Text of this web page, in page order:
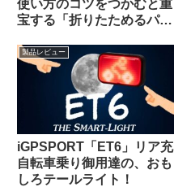
使い方のコツをつかむと重
宝する「折りたためるパニ
ャンプ・輪行でも】
製品レビュー
iGPSPORT「ET6」リア充
自転車乗り御用達の、おも
しろテールライト！